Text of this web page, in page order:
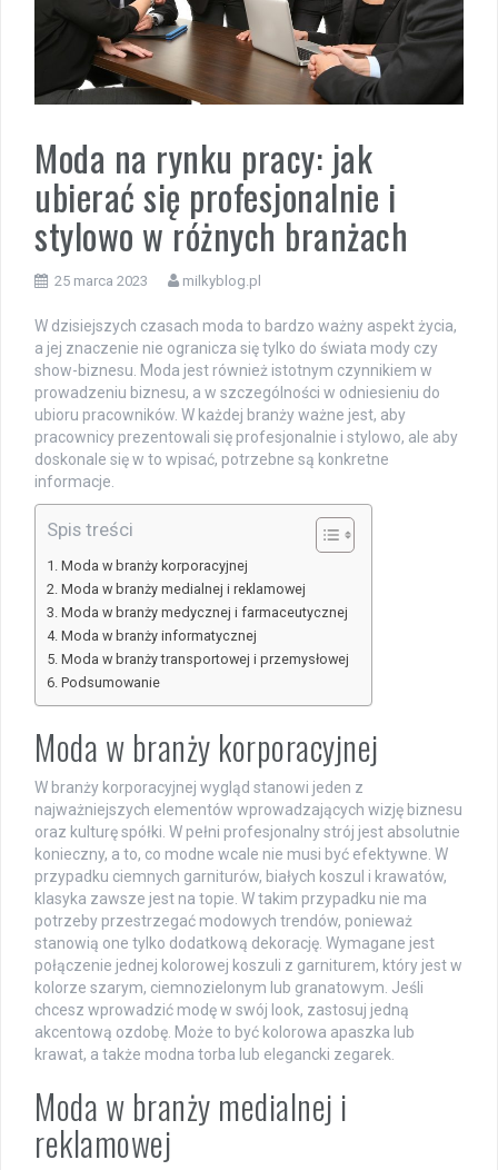
Moda na rynku pracy: jak
ubierać się profesjonalnie i
stylowo w różnych branżach
25 marca 2023 milkyblog.pl
W dzisiejszych czasach moda to bardzo ważny aspekt życia,
a jej znaczenie nie ogranicza się tylko do świata mody czy
show-biznesu. Moda jest również istotnym czynnikiem w
prowadzeniu biznesu, a w szczególności w odniesieniu do
ubioru pracowników. W każdej branży ważne jest, aby
pracownicy prezentowali się profesjonalnie i stylowo, ale aby
doskonale się w to wpisać, potrzebne są konkretne
informacje.
Spis treści
Moda w branży korporacyjnej
Moda w branży medialnej i reklamowej
Moda w branży medycznej i farmaceutycznej
Moda w branży informatycznej
Moda w branży transportowej i przemysłowej
Podsumowanie
Moda w branży korporacyjnej
W branży korporacyjnej wygląd stanowi jeden z
najważniejszych elementów wprowadzających wizję biznesu
oraz kulturę spółki. W pełni profesjonalny strój jest absolutnie
konieczny, a to, co modne wcale nie musi być efektywne. W
przypadku ciemnych garniturów, białych koszul i krawatów,
klasyka zawsze jest na topie. W takim przypadku nie ma
potrzeby przestrzegać modowych trendów, ponieważ
stanowią one tylko dodatkową dekorację. Wymagane jest
połączenie jednej kolorowej koszuli z garniturem, który jest w
kolorze szarym, ciemnozielonym lub granatowym. Jeśli
chcesz wprowadzić modę w swój look, zastosuj jedną
akcentową ozdobę. Może to być kolorowa apaszka lub
krawat, a także modna torba lub elegancki zegarek.
Moda w branży medialnej i
reklamowej